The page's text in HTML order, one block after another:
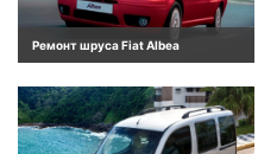
Ремонт шруса Fiat Albea